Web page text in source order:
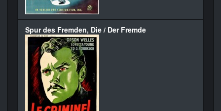
Spur des Fremden, Die / Der Fremde